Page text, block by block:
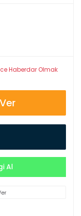
Haberdar Olmak
Al